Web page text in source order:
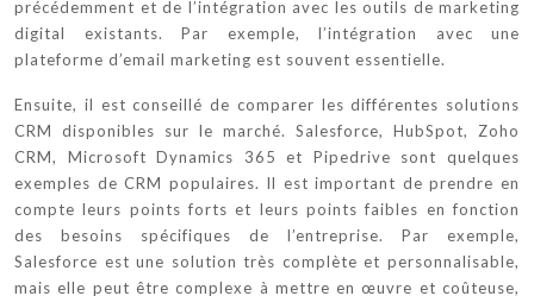
précédemment et de l’intégration avec les outils de marketing
digital existants. Par exemple, l’intégration avec une
plateforme d’email marketing est souvent essentielle.
Ensuite, il est conseillé de comparer les différentes solutions
CRM disponibles sur le marché. Salesforce, HubSpot, Zoho
CRM, Microsoft Dynamics 365 et Pipedrive sont quelques
exemples de CRM populaires. Il est important de prendre en
compte leurs points forts et leurs points faibles en fonction
des besoins spécifiques de l’entreprise. Par exemple,
Salesforce est une solution très complète et personnalisable,
mais elle peut être complexe à mettre en œuvre et coûteuse,